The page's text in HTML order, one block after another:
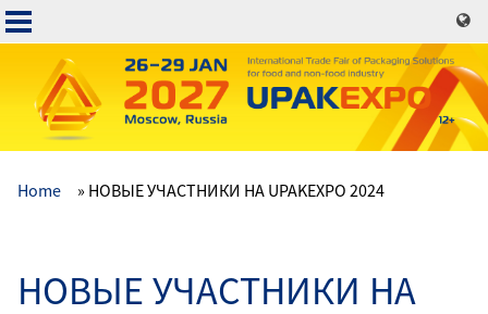
Skip
to
content
Основная
Home НОВЫЕ УЧАСТНИКИ НА UPAKEXPO 2024
НОВЫЕ УЧАСТНИКИ НА